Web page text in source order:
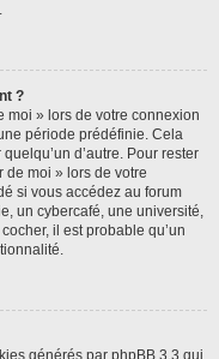
?
moi » lors de votre connexion
période prédéfinie. Cela
d’autre. Pour rester
de moi » lors de votre
si vous accédez au forum
un cybercafé, une université,
il est probable qu’un
générés par phpBB 3.3 qui